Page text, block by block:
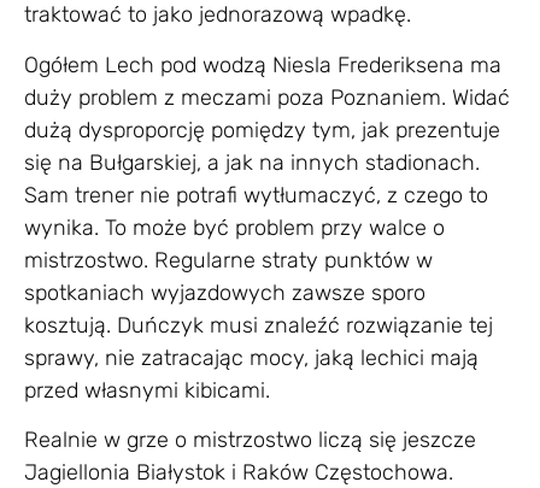
traktować to jako jednorazową wpadkę.
Ogółem Lech pod wodzą Niesla Frederiksena ma
duży problem z meczami poza Poznaniem. Widać
dużą dysproporcję pomiędzy tym, jak prezentuje
się na Bułgarskiej, a jak na innych stadionach.
Sam trener nie potrafi wytłumaczyć, z czego to
wynika. To może być problem przy walce o
mistrzostwo. Regularne straty punktów w
spotkaniach wyjazdowych zawsze sporo
kosztują. Duńczyk musi znaleźć rozwiązanie tej
sprawy, nie zatracając mocy, jaką lechici mają
przed własnymi kibicami.
Realnie w grze o mistrzostwo liczą się jeszcze
Jagiellonia Białystok i Raków Częstochowa.